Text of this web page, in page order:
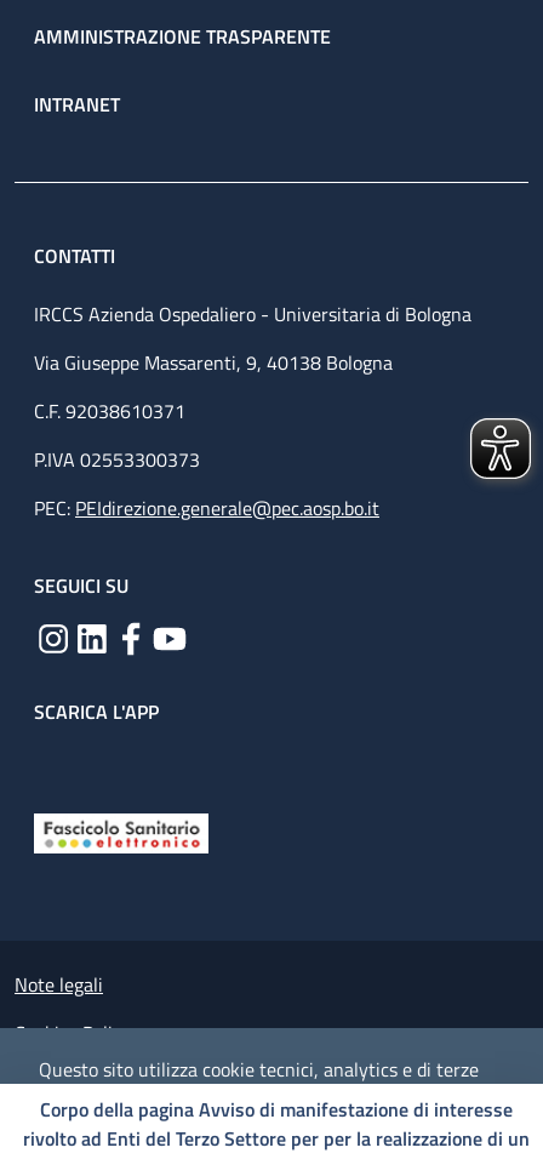
Questo sito utilizza cookie tecnici, analytics e di terze
parti.Proseguendo nella navigazione accetti l'utilizzo dei
cookie.
Corpo della pagina Avviso di manifestazione di interesse
rivolto ad Enti del Terzo Settore per per la realizzazione di un
AMMINISTRAZIONE TRASPARENTE
INTRANET
CONTATTI
IRCCS Azienda Ospedaliero - Universitaria di Bologna
Via Giuseppe Massarenti, 9, 40138 Bologna
C.F. 92038610371
P.IVA 02553300373
PEC: PEIdirezione.generale@pec.aosp.bo.it
SEGUICI SU
SCARICA L'APP
Small prints
Note legali
Cookies Policy
Policy privacy e protezione del dato personale
Albo pretorio on-line